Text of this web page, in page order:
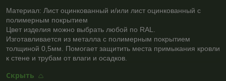
Материал: Лист оцинкованный и/или лист оцинкованный с
полимерным покрытием
Цвет изделия можно выбрать любой по RAL.
Изготавливается из металла с полимерным покрытием
толщиной 0,5мм. Помогает защитить места примыкания кровли
к стене и трубам от влаги и осадков.
Скрыть